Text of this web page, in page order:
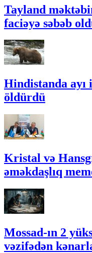
Tayland
faciəyə səbəb
Hindistanda ayı
öldürdü
Kristal və
əməkdaşlıq
Mossad-ın 2
vəzifədən